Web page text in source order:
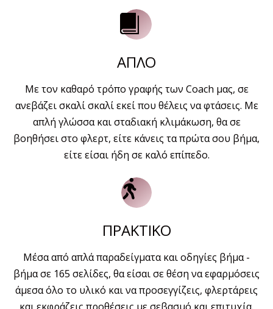
ΑΠΛΟ
Με τον καθαρό τρόπο γραφής των Coach μας, σε
ανεβάζει σκαλί σκαλί εκεί που θέλεις να φτάσεις. Με
απλή γλώσσα και σταδιακή κλιμάκωση, θα σε
βοηθήσει στο φλερτ, είτε κάνεις τα πρώτα σου βήμα,
είτε είσαι ήδη σε καλό επίπεδο.
ΠΡΑΚΤΙΚΟ
Μέσα από απλά παραδείγματα και οδηγίες βήμα -
βήμα σε 165 σελίδες, θα είσαι σε θέση να εφαρμόσεις
άμεσα όλο το υλικό και να προσεγγίζεις, φλερτάρεις